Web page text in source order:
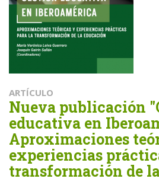
ARTÍCULO
Nueva publicación
educativa en
Aproximaciones
experiencias
transformación de